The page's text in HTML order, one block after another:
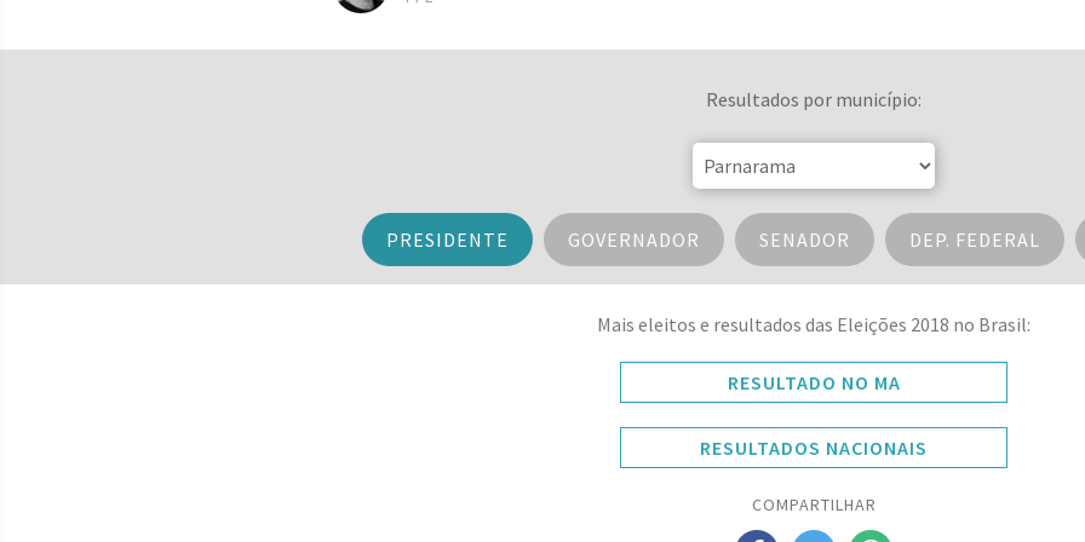
Resultados por município:
PRESIDENTE GOVERNADOR SENADOR DEP. FEDERAL
Mais eleitos e resultados das Eleições 2018 no Brasil:
RESULTADO NO MA
RESULTADOS NACIONAIS
COMPARTILHAR